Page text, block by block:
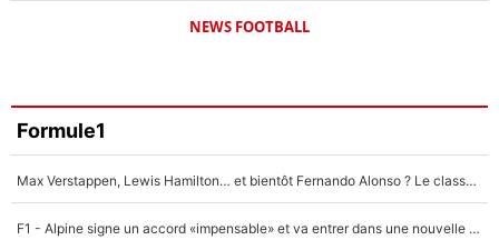
NEWS FOOTBALL
Formule1
Max Verstappen, Lewis Hamilton… et bientôt Fernando Alonso ? Le classement des pilotes les mieux payés en Formule 1 risque de changer !
F1 - Alpine signe un accord «impensable» et va entrer dans une nouvelle dimension : Grande nouvelle pour Pierre Gasly !